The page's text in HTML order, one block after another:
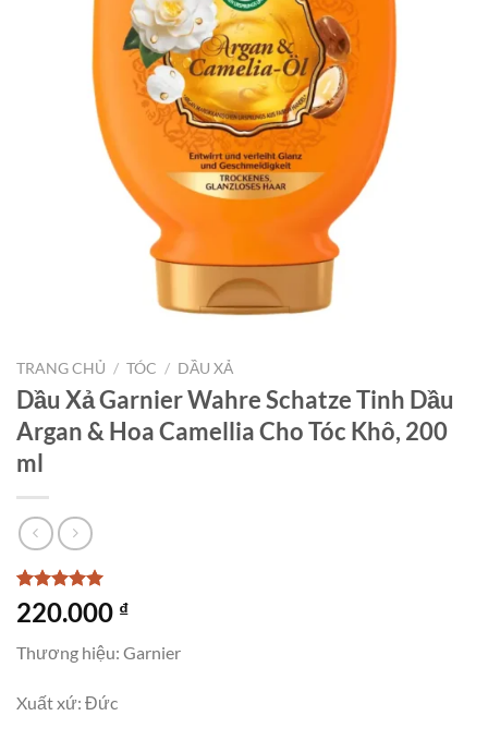
TRANG CHỦ / TÓC / DẦU XẢ
Dầu Xả Garnier Wahre Schatze Tinh Dầu
Argan & Hoa Camellia Cho Tóc Khô, 200
ml
5trên 5
dựa trên
2
220.000 ₫
Thương hiệu: Garnier
Xuất xứ: Đức